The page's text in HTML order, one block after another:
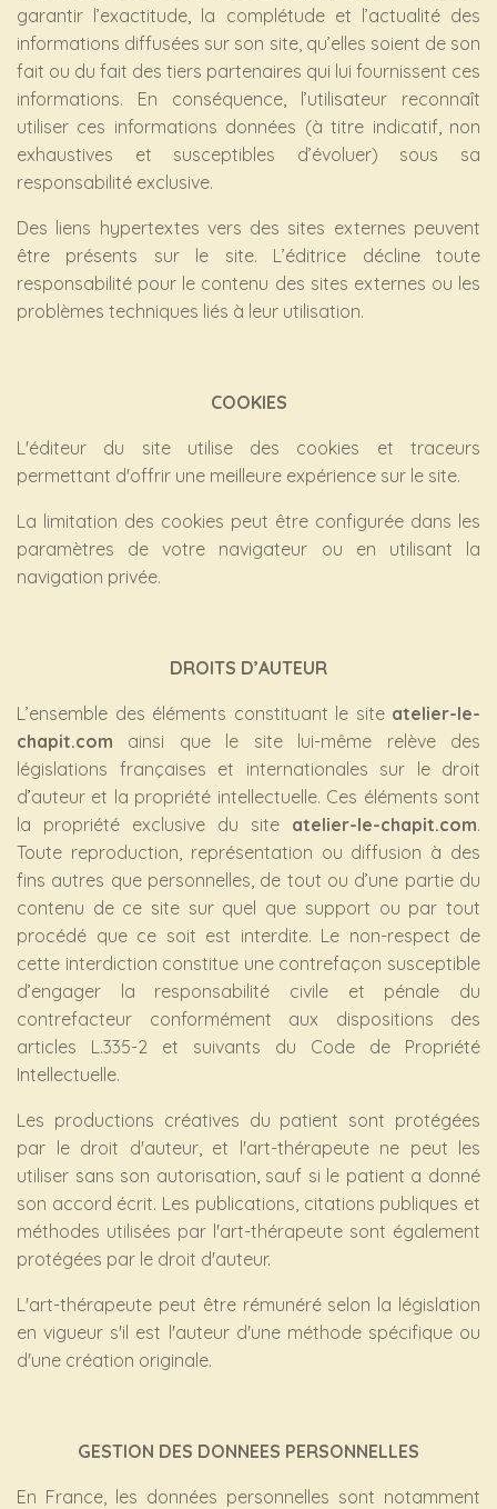
garantir l’exactitude, la complétude et l’actualité des
informations diffusées sur son site, qu’elles soient de son
fait ou du fait des tiers partenaires qui lui fournissent ces
informations. En conséquence, l’utilisateur reconnaît
utiliser ces informations données (à titre indicatif, non
exhaustives et susceptibles d’évoluer) sous sa
responsabilité exclusive.
Des liens hypertextes vers des sites externes peuvent
être présents sur le site. L’éditrice décline toute
responsabilité pour le contenu des sites externes ou les
problèmes techniques liés à leur utilisation.
COOKIES
L'éditeur du site utilise des cookies et traceurs
permettant d'offrir une meilleure expérience sur le site.
La limitation des cookies peut être configurée dans les
paramètres de votre navigateur ou en utilisant la
navigation privée.
DROITS D’AUTEUR
L’ensemble des éléments constituant le site atelier-le-
chapit.com ainsi que le site lui-même relève des
législations françaises et internationales sur le droit
d’auteur et la propriété intellectuelle. Ces éléments sont
la propriété exclusive du site atelier-le-chapit.com.
Toute reproduction, représentation ou diffusion à des
fins autres que personnelles, de tout ou d’une partie du
contenu de ce site sur quel que support ou par tout
procédé que ce soit est interdite. Le non-respect de
cette interdiction constitue une contrefaçon susceptible
d’engager la responsabilité civile et pénale du
contrefacteur conformément aux dispositions des
articles L.335-2 et suivants du Code de Propriété
Intellectuelle.
Les productions créatives du patient sont protégées
par le droit d'auteur, et l'art-thérapeute ne peut les
utiliser sans son autorisation, sauf si le patient a donné
son accord écrit. Les publications, citations publiques et
méthodes utilisées par l'art-thérapeute sont également
protégées par le droit d'auteur.
L'art-thérapeute peut être rémunéré selon la législation
en vigueur s'il est l'auteur d'une méthode spécifique ou
d'une création originale.
GESTION DES DONNEES PERSONNELLES
En France, les données personnelles sont notamment